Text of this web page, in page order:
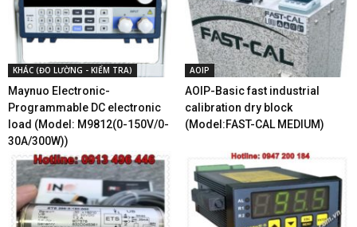
KHÁC (ĐO LƯỜNG - KIỂM TRA)
Maynuo Electronic-
Programmable DC electronic
load (Model: M9812(0-150V/0-
30A/300W))
AOIP
AOIP-Basic fast industrial
calibration dry block
(Model:FAST-CAL MEDIUM)